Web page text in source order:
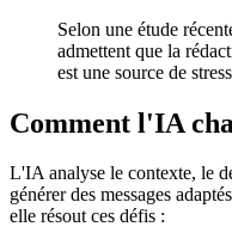
Selon une étude
admettent que la
est une source de
Comment l'IA
L'IA analyse le contexte, le
générer des messages
elle résout ces défis :